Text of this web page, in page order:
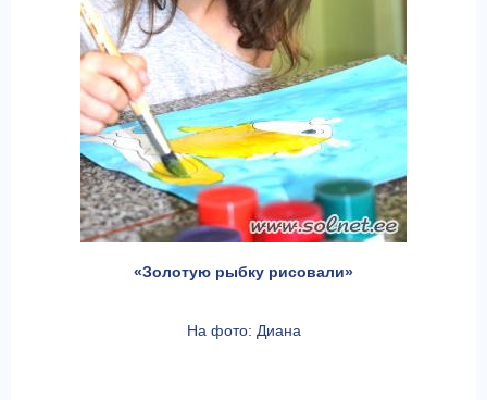
«Золотую рыбку рисовали»
На фото: Диана